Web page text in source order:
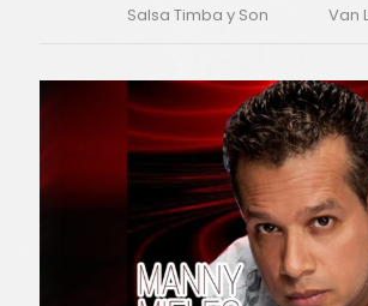
Salsa Timba y Son Van